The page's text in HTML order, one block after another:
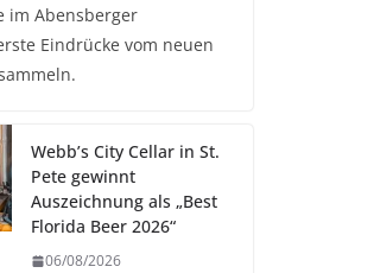
im Abensberger
Eindrücke vom neuen
Webb’s City Cellar in St.
Pete gewinnt
Auszeichnung als „Best
Florida Beer 2026“
06/08/2026